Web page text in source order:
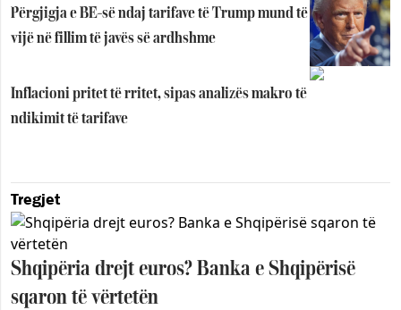
Përgjigja e BE-së ndaj tarifave të Trump mund të
vijë në fillim të javës së ardhshme
Inflacioni pritet të rritet, sipas analizës makro të
ndikimit të tarifave
Tregjet
Shqipëria drejt euros? Banka e Shqipërisë
sqaron të vërtetën